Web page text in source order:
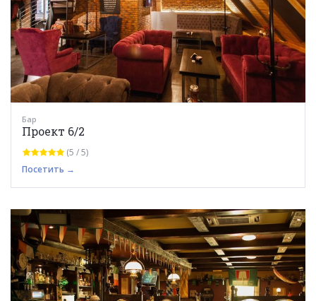
Бар
Проект 6/2
(5 / 5)
Посетить →